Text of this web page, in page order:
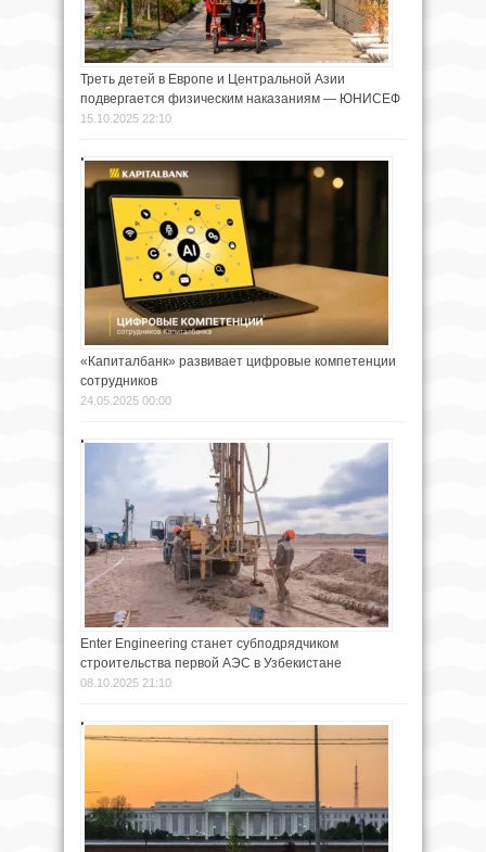
Треть детей в Европе и Центральной Азии
подвергается физическим наказаниям — ЮНИСЕФ
15.10.2025 22:10
«Капиталбанк» развивает цифровые компетенции
сотрудников
24.05.2025 00:00
Enter Engineering станет субподрядчиком
строительства первой АЭС в Узбекистане
08.10.2025 21:10